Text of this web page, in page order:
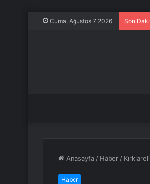
Cuma, Ağustos 7 2026 Son
Anasayfa / Haber /
Haber